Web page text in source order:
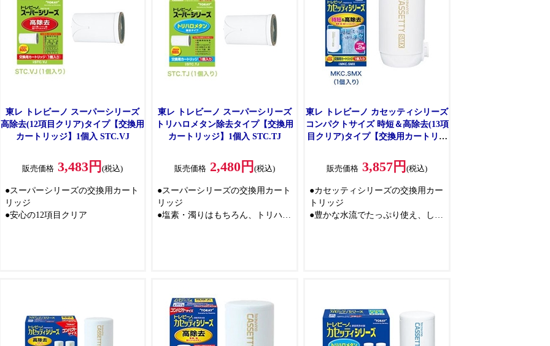
東レ トレビーノ スーパーシリーズ
高除去(12項目クリア)タイプ【交換用
カートリッジ】1個入 STC.VJ
販売価格 3,483円(税込)
●スーパーシリーズの交換用カート
リッジ
●安心の12項目クリア
東レ トレビーノ スーパーシリーズ
トリハロメタン除去タイプ【交換用
カートリッジ】1個入 STC.TJ
販売価格 2,480円(税込)
●スーパーシリーズの交換用カート
リッジ
●塩素・濁りはもちろん、トリハロ
東レ トレビーノ カセッティシリーズ
コンパクトサイズ 時短＆高除去(13項
目クリア)タイプ【交換用カートリッ
販売価格 3,857円(税込)
●カセッティシリーズの交換用カー
トリッジ
●豊かな水流でたっぷり使え、しっ